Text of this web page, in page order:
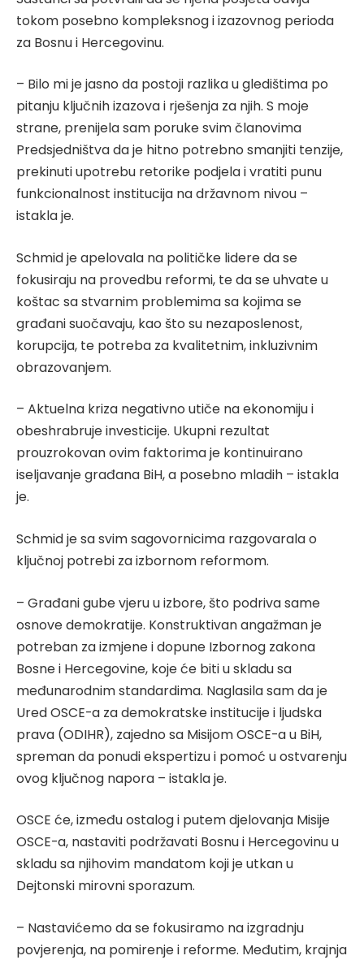
tokom posebno kompleksnog i izazovnog perioda
za Bosnu i Hercegovinu.
– Bilo mi je jasno da postoji razlika u gledištima po
pitanju ključnih izazova i rješenja za njih. S moje
strane, prenijela sam poruke svim članovima
Predsjedništva da je hitno potrebno smanjiti tenzije,
prekinuti upotrebu retorike podjela i vratiti punu
funkcionalnost institucija na državnom nivou –
istakla je.
Schmid je apelovala na političke lidere da se
fokusiraju na provedbu reformi, te da se uhvate u
koštac sa stvarnim problemima sa kojima se
građani suočavaju, kao što su nezaposlenost,
korupcija, te potreba za kvalitetnim, inkluzivnim
obrazovanjem.
– Aktuelna kriza negativno utiče na ekonomiju i
obeshrabruje investicije. Ukupni rezultat
prouzrokovan ovim faktorima je kontinuirano
iseljavanje građana BiH, a posebno mladih – istakla
je.
Schmid je sa svim sagovornicima razgovarala o
ključnoj potrebi za izbornom reformom.
– Građani gube vjeru u izbore, što podriva same
osnove demokratije. Konstruktivan angažman je
potreban za izmjene i dopune Izbornog zakona
Bosne i Hercegovine, koje će biti u skladu sa
međunarodnim standardima. Naglasila sam da je
Ured OSCE-a za demokratske institucije i ljudska
prava (ODIHR), zajedno sa Misijom OSCE-a u BiH,
spreman da ponudi ekspertizu i pomoć u ostvarenju
ovog ključnog napora – istakla je.
OSCE će, između ostalog i putem djelovanja Misije
OSCE-a, nastaviti podržavati Bosnu i Hercegovinu u
skladu sa njihovim mandatom koji je utkan u
Dejtonski mirovni sporazum.
– Nastavićemo da se fokusiramo na izgradnju
povjerenja, na pomirenje i reforme. Međutim, krajnja